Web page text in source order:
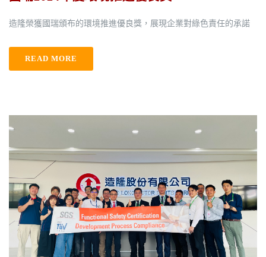
造隆榮獲國瑞頒布的環境推進優良獎，展現企業對綠色責任的承諾
READ MORE